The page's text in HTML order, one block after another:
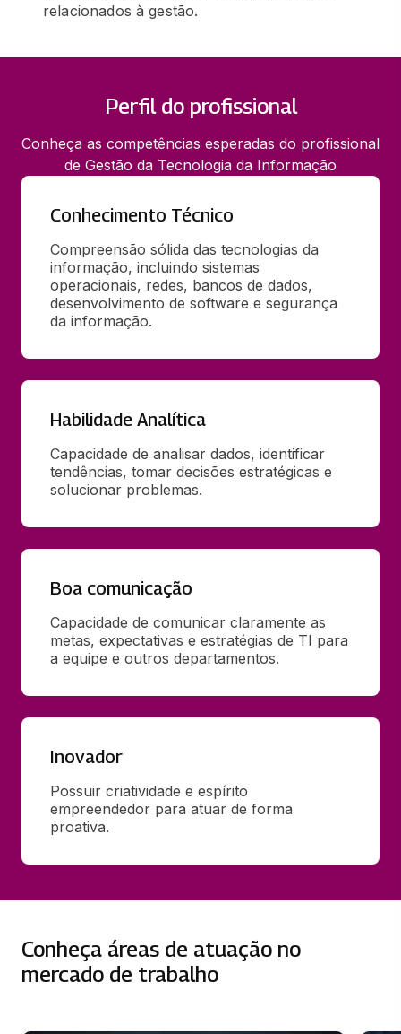
relacionados à gestão.
Perfil do profissional
Conheça as competências esperadas do profissional
de Gestão da Tecnologia da Informação
Conhecimento Técnico
Compreensão sólida das tecnologias da
informação, incluindo sistemas
operacionais, redes, bancos de dados,
desenvolvimento de software e segurança
da informação.
Habilidade Analítica
Capacidade de analisar dados, identificar
tendências, tomar decisões estratégicas e
solucionar problemas.
Boa comunicação
Capacidade de comunicar claramente as
metas, expectativas e estratégias de TI para
a equipe e outros departamentos.
Inovador
Possuir criatividade e espírito
empreendedor para atuar de forma
proativa.
Conheça áreas de atuação no
mercado de trabalho